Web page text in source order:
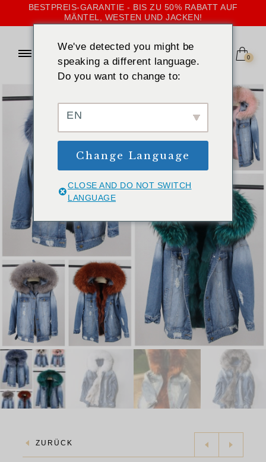
BESTPREIS-GARANTIE - BIS ZU 50% RABATT AUF
MÄNTEL, WESTEN UND JACKEN!
0
ZURÜCK
We've detected you might be
speaking a different language.
Do you want to change to:
EN
Change Language
CLOSE AND DO NOT SWITCH
LANGUAGE